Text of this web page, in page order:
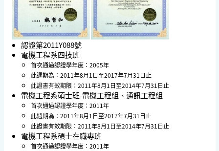
認證第2011Y088號
電機工程系四技班
首次通過認證學年度：2005年
此週期為：2011年8月1日至2017年7月31日止
此證書有效期限：2011年8月1日至2014年7月31日止
電機工程系碩士班-電機工程組、通訊工程組
首次通過認證學年度：2011年
此週期為：2011年8月1日至2017年7月31日止
此證書有效期限：2011年8月1日至2014年7月31日止
電機工程系碩士在職專班
首次通過認證學年度：2011年